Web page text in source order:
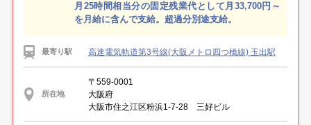
月25時間相当分の固定残業代として月33,700円～
を月給に含んで支給。超過分別途支給。
最寄り駅 高速電気軌道第3号線(大阪メトロ四つ橋線) 玉出駅
所在地
〒559-0001
大阪府
大阪市住之江区粉浜1-7-28 三好ビル